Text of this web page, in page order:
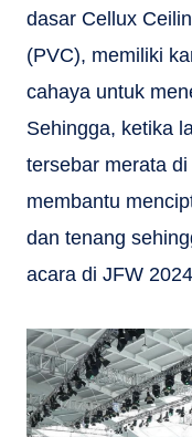
dasar Cellux
(PVC), memiliki
cahaya untuk
Sehingga, ketika
tersebar merata
membantu
dan tenang
acara di JFW